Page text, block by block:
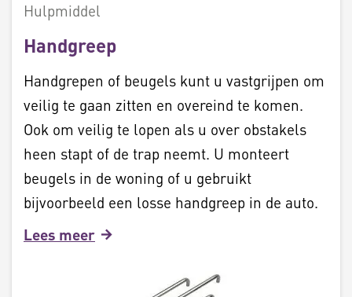
Hulpmiddel
Handgreep
Handgrepen of beugels kunt u vastgrijpen om
veilig te gaan zitten en overeind te komen.
Ook om veilig te lopen als u over obstakels
heen stapt of de trap neemt. U monteert
beugels in de woning of u gebruikt
bijvoorbeeld een losse handgreep in de auto.
Lees meer